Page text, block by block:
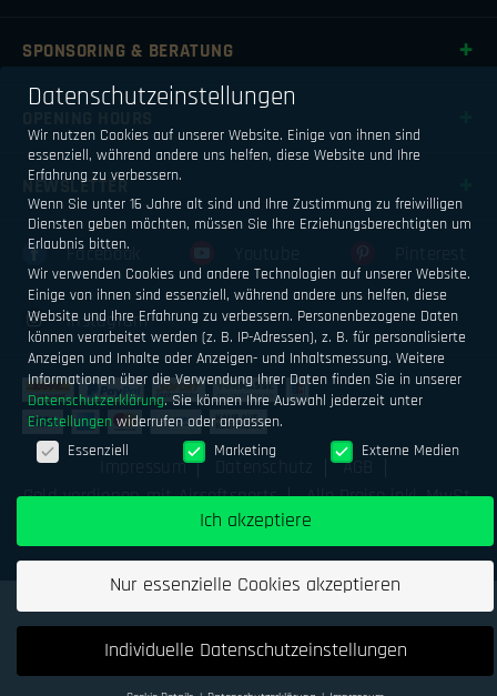
SPONSORING & BERATUNG
NEWSLETTER
Facebook
Instagram
Impressum
AGB
Geld verdienen mit Airsoftsports
Alle Preise inkl. MwSt.
zzgl. Versand
Datenschutzeinstellungen
Wir nutzen Cookies auf unserer Website. Einige von ihnen sind
essenziell, während andere uns helfen, diese Website und Ihre
Erfahrung zu verbessern.
Wenn Sie unter 16 Jahre alt sind und Ihre Zustimmung zu freiwilligen
Diensten geben möchten, müssen Sie Ihre Erziehungsberechtigten um
Erlaubnis bitten.
Wir verwenden Cookies und andere Technologien auf unserer Website.
Einige von ihnen sind essenziell, während andere uns helfen, diese
Website und Ihre Erfahrung zu verbessern. Personenbezogene Daten
können verarbeitet werden (z. B. IP-Adressen), z. B. für personalisierte
Anzeigen und Inhalte oder Anzeigen- und Inhaltsmessung. Weitere
Informationen über die Verwendung Ihrer Daten finden Sie in unserer
Datenschutzerklärung. Sie können Ihre Auswahl jederzeit unter
Einstellungen widerrufen oder anpassen.
Datenschutzeinstellungen
Essenziell Marketing Externe Medien
Ich akzeptiere
Nur essenzielle Cookies akzeptieren
Individuelle Datenschutzeinstellungen